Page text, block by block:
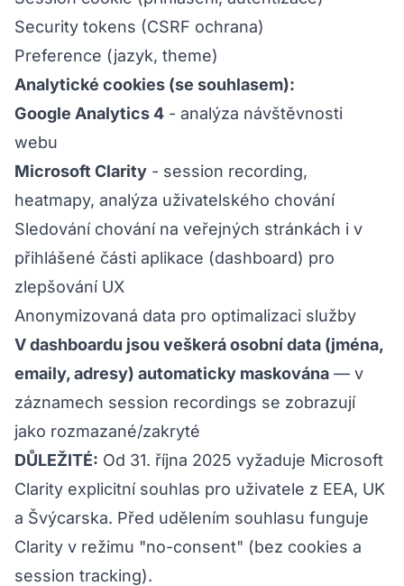
Security tokens (CSRF ochrana)
Preference (jazyk, theme)
Analytické cookies (se souhlasem):
Google Analytics 4 - analýza návštěvnosti
webu
Microsoft Clarity - session recording,
heatmapy, analýza uživatelského chování
Sledování chování na veřejných stránkách i v
přihlášené části aplikace (dashboard) pro
zlepšování UX
Anonymizovaná data pro optimalizaci služby
V dashboardu jsou veškerá osobní data (jména,
emaily, adresy) automaticky maskována — v
záznamech session recordings se zobrazují
jako rozmazané/zakryté
DŮLEŽITÉ: Od 31. října 2025 vyžaduje Microsoft
Clarity explicitní souhlas pro uživatele z EEA, UK
a Švýcarska. Před udělením souhlasu funguje
Clarity v režimu "no-consent" (bez cookies a
session tracking).